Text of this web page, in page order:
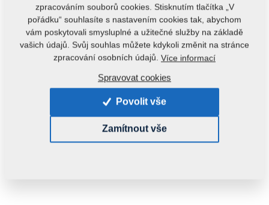
Kód produktu: r00144
Zjistit dostupnost
0,4820 kg
ks: Do košíku
zpracováním souborů cookies. Stisknutím tlačítka „V
pořádku“ souhlasíte s nastavením cookies tak, abychom
vám poskytovali smysluplné a užitečné služby na základě
vašich údajů. Svůj souhlas můžete kdykoli změnit na stránce
zpracování osobních údajů. Více informací
Spravovat cookies
Povolit vše
Zamítnout vše